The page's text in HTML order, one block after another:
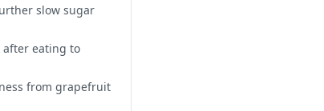
slow sugar
after eating to
from grapefruit